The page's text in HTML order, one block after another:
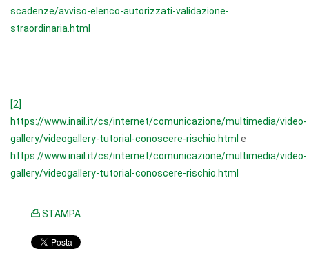
scadenze/avviso-elenco-autorizzati-validazione-
straordinaria.html
[2]
https://www.inail.it/cs/internet/comunicazione/multimedia/video-
gallery/videogallery-tutorial-conoscere-rischio.html e
https://www.inail.it/cs/internet/comunicazione/multimedia/video-
gallery/videogallery-tutorial-conoscere-rischio.html
STAMPA